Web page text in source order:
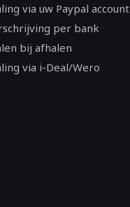
via uw Paypal account
per bank
bij afhalen
via i-Deal/Wero